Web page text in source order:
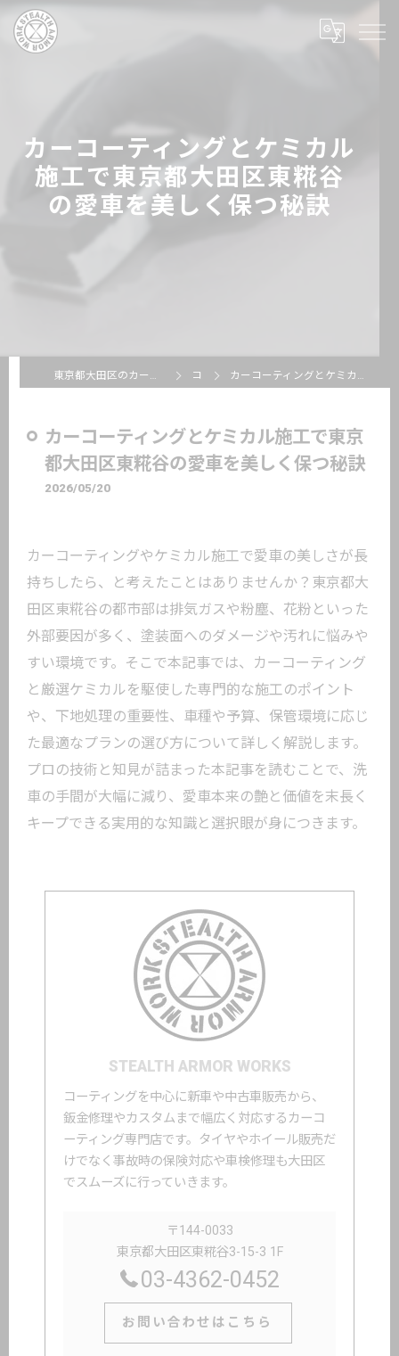
カーコーティングとケミカル
施工で東京都大田区東糀谷
の愛車を美しく保つ秘訣
東京都大田区のカーコーティングならSTEALTH ARMOR WORKS コラム カーコーティングとケミカル施工で東京都大田区東糀谷の愛車を美しく保つ秘訣
カーコーティングとケミカル施工で東京
都大田区東糀谷の愛車を美しく保つ秘訣
2026/05/20
カーコーティングやケミカル施工で愛車の美しさが長
持ちしたら、と考えたことはありませんか？東京都大
田区東糀谷の都市部は排気ガスや粉塵、花粉といった
外部要因が多く、塗装面へのダメージや汚れに悩みや
すい環境です。そこで本記事では、カーコーティング
と厳選ケミカルを駆使した専門的な施工のポイント
や、下地処理の重要性、車種や予算、保管環境に応じ
た最適なプランの選び方について詳しく解説します。
プロの技術と知見が詰まった本記事を読むことで、洗
車の手間が大幅に減り、愛車本来の艶と価値を末長く
キープできる実用的な知識と選択眼が身につきます。
STEALTH ARMOR WORKS
コーティングを中心に新車や中古車販売から、
鈑金修理やカスタムまで幅広く対応するカーコ
ーティング専門店です。タイヤやホイール販売だ
けでなく事故時の保険対応や車検修理も大田区
でスムーズに行っていきます。
〒144-0033
東京都大田区東糀谷3-15-3 1F
03-4362-0452
お問い合わせはこちら